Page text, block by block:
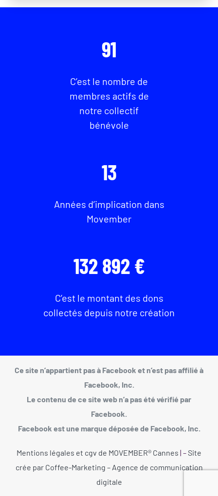
91
C’est le nombre de
membres actifs de
notre collectif
bénévole
13
Années d’implication dans
Movember
132 892 €
C’est le montant des dons
collectés depuis notre création
Ce site n’appartient pas à Facebook et n’est pas affilié à
Facebook, Inc.
Le contenu de ce site web n’a pas été vérifié par
Facebook.
Facebook est une marque déposée de Facebook, Inc.
Mentions légales et cgv de MOVEMBER® Cannes | – Site
crée par Coffee-Marketing – Agence de communication
digitale